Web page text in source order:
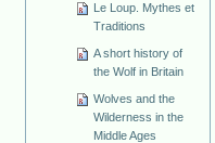
Le Loup. Mythes et
Traditions
A short history of
the Wolf in Britain
Wolves and the
Wilderness in the
Middle Ages